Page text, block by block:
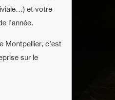
et votre
l’année.
Montpellier, c’est
sur le